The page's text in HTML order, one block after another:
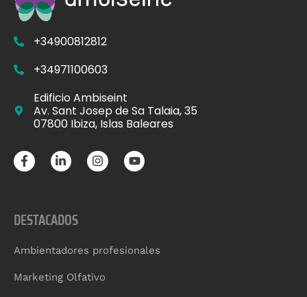
+34900812812
+34971100603
Edificio Ambiseint
Av. Sant Josep de Sa Talaia, 35
07800 Ibiza, Islas Baleares
DESTACADOS
Ambientadores profesionales
Marketing Olfativo